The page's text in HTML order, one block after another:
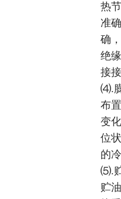
热
准
确
绝
接
⑷.
布
变
位
的
⑸.
贮